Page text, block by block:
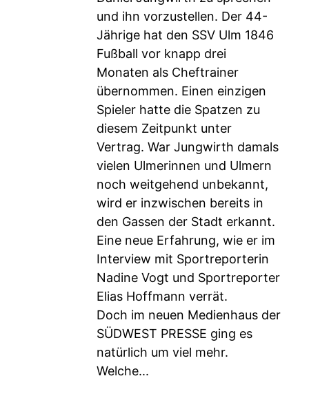
und ihn vorzustellen. Der 44-
Jährige hat den SSV Ulm 1846
Fußball vor knapp drei
Monaten als Cheftrainer
übernommen. Einen einzigen
Spieler hatte die Spatzen zu
diesem Zeitpunkt unter
Vertrag. War Jungwirth damals
vielen Ulmerinnen und Ulmern
noch weitgehend unbekannt,
wird er inzwischen bereits in
den Gassen der Stadt erkannt.
Eine neue Erfahrung, wie er im
Interview mit Sportreporterin
Nadine Vogt und Sportreporter
Elias Hoffmann verrät.
Doch im neuen Medienhaus der
SÜDWEST PRESSE ging es
natürlich um viel mehr.
Welche...